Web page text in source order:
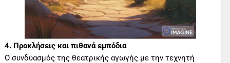
4. Προκλήσεις και πιθανά εμπόδια
Ο συνδυασμός της θεατρικής αγωγής με την τεχνητή